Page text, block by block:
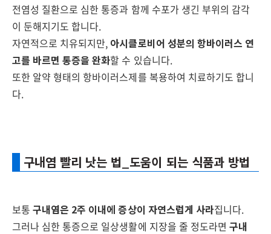
전염성 질환으로 심한 통증과 함께 수포가 생긴 부위의 감각
이 둔해지기도 합니다.
자연적으로 치유되지만, 아시클로비어 성분의 항바이러스 연
고를 바르면 통증을 완화할 수 있습니다.
또한 알약 형태의 항바이러스제를 복용하여 치료하기도 합니
다.
구내염 빨리 낫는 법_도움이 되는 식품과 방법
보통구내염은 2주 이내에 증상이 자연스럽게 사라집니다.
그러나 심한 통증으로 일상생활에 지장을 줄 정도라면 구내